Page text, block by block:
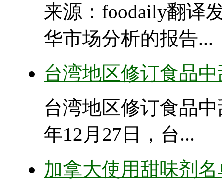
来源：foodaily翻译
华市场分析的报告...
台湾地区修订食品
台湾地区修订食品
年12月27日，台...
加拿大使用甜味剂